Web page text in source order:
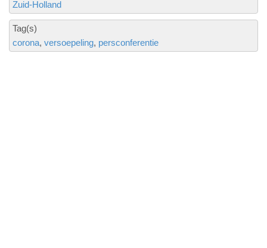
Zuid-Holland
Tag(s)
corona versoepeling persconferentie